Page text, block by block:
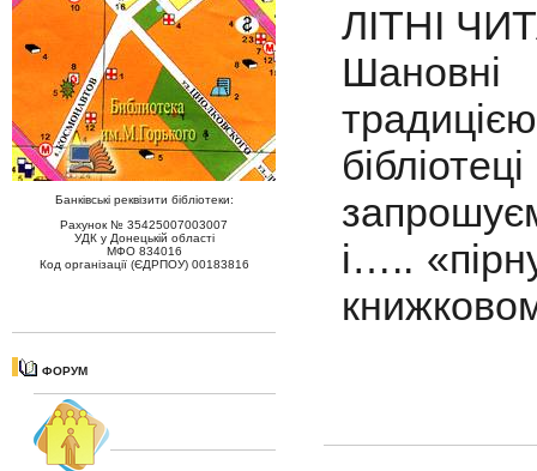
Банківські реквізити бібліотеки:
Рахунок № 35425007003007
УДК у Донецькій області
МФО 834016
Код організації (ЄДРПОУ) 00183816
ФОРУМ
ЛІТНІ
і…..